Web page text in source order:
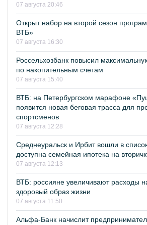
07 августа 20:46
Открыт набор на второй сезон
ВТБ»
07 августа 16:30
Россельхозбанк повысил
по накопительным счетам
07 августа 15:40
ВТБ: на Петербургском марафоне
появится новая беговая трасса для
спортсменов
07 августа 12:28
Среднеуральск и Ирбит вошли в
доступна семейная ипотека на
07 августа 12:13
ВТБ: россияне увеличивают расходы
здоровый образ жизни
07 августа 11:50
Альфа-Банк начислит